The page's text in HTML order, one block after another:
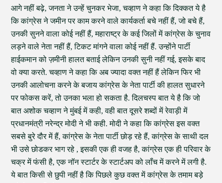
आगे नहीं बढ़े, जनता ने उन्हें चुनकर भेजा, चव्हाण ने कहा कि दिक्कत ये है
कि कांग्रेस ने जमीन पर काम करने वाले कार्यकर्ता बचे नहीं हैं, जो बचे हैं,
उनकी सुनने वाला कोई नहीं हैं, महाराष्ट्र के कई जिलों में कांग्रेस के चुनाव
लड़ने वाले नेता नहीं हैं, टिकट मांगने वाला कोई नहीं हैं. उन्होंने पार्टी
हाईकमान को ज़मीनी हालत बताई लेकिन उनकी सुनी नहीं गई, इसके बाद
वो क्या करते. चव्हाण ने कहा कि अब ज्यादा वक्त नहीं हैं लेकिन फिर भी
उनकी आलोचना करने के बजाय कांग्रेस के नेता पार्टी की हालत सुधारने
पर फोकस करें, तो उनका भला हो सकता है. दिलचस्प बात ये है कि जो
बात अशोक चव्हाण ने मुंबई में कही, वही बात दूसरे शब्दों में रेवाड़ी में
प्रधानमंत्री नरेन्द्र मोदी ने भी कही. मोदी ने कहा कि कांग्रेस इस वक्त
सबसे बुरे दौर में हैं, कांग्रेस के नेता पार्टी छोड़ रहे हैं, कांग्रेस के साथी दल
भी उसे छोडकर भाग रहे , इसकी एक ही वजह है, कांग्रेस एक ही परिवार के
चक्र में फंसी है, एक नॉन स्टार्टर के स्टार्टअप को लॉंच में करने में लगी है.
ये बात किसी से छुपी नहीं है कि पिछले कुछ वक्त में कांग्रेस के तमाम बड़े